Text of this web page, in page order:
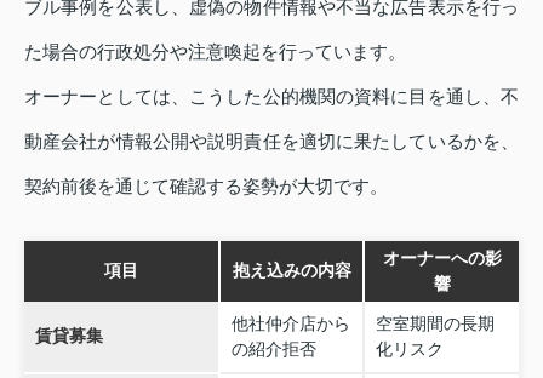
ブル事例を公表し、虚偽の物件情報や不当な広告表示を行っ
た場合の行政処分や注意喚起を行っています。
オーナーとしては、こうした公的機関の資料に目を通し、不
動産会社が情報公開や説明責任を適切に果たしているかを、
契約前後を通じて確認する姿勢が大切です。
項目 抱え込みの内容
オーナーへの影
響
賃貸募集
他社仲介店から
の紹介拒否
空室期間の長期
化リスク